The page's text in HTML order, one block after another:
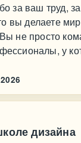
за ваш труд,
вы делаете
не просто
у
дизайна